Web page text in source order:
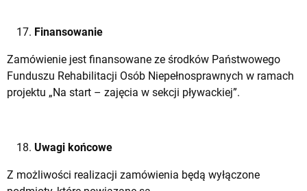
Finansowanie
Zamówienie jest finansowane ze środków Państwowego
Funduszu Rehabilitacji Osób Niepełnosprawnych w ramach
projektu „Na start – zajęcia w sekcji pływackiej”.
Uwagi końcowe
Z możliwości realizacji zamówienia będą wyłączone